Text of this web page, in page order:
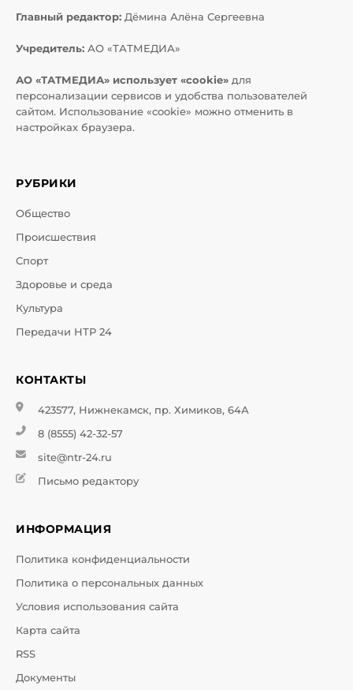
Главный редактор: Дёмина Алёна Сергеевна
Учредитель: АО «ТАТМЕДИА»
АО «ТАТМЕДИА» использует «cookie» для
персонализации сервисов и удобства пользователей
сайтом. Использование «cookie» можно отменить в
настройках браузера.
РУБРИКИ
Общество
Происшествия
Спорт
Здоровье и среда
Культура
Передачи НТР 24
КОНТАКТЫ
423577, Нижнекамск, пр. Химиков, 64А
8 (8555) 42-32-57
site@ntr-24.ru
Письмо редактору
ИНФОРМАЦИЯ
Политика конфиденциальности
Политика о персональных данных
Условия использования сайта
Карта сайта
RSS
Документы